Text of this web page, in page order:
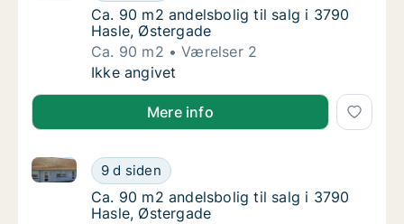
Ca. 90 m2 andelsbolig til salg i 3790 Hasle,
Ca. 90 m2 andelsbolig til salg i 3790
Hasle, Østergade
Ca. 90 m2
Værelser 2
Ca. 90 m2 andelsbolig til salg i 3790 Hasle,
Ikke angivet
Mere info
Ca. 90 m2 andelsbolig til salg i 3790 Hasle,
9 d siden
Ca. 90 m2 andelsbolig til salg i 3790 Hasle,
Ca. 90 m2 andelsbolig til salg i 3790 Hasle,
Ca. 90 m2 andelsbolig til salg i 3790
Hasle, Østergade